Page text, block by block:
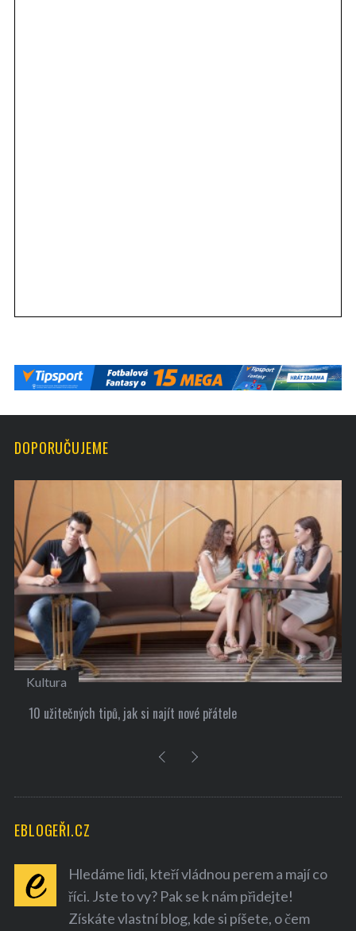
DOPORUČUJEME
Kultura
10 užitečných tipů, jak si najít nové přátele
EBLOGEŘI.CZ
Hledáme lidi, kteří vládnou perem a mají co
říci. Jste to vy? Pak se k nám přidejte!
Získáte vlastní blog, kde si píšete, o čem